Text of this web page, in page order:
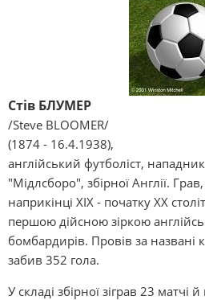
Стів БЛУМЕР
/Steve BLOOMER/
(1874 - 16.4.1938),
англійський футболіст, нападник
"Мідлсборо", збірної Англії.
наприкінці XIX - початку XX
першою дійсною зіркою
бомбардирів. Провів за названі
забив 352 гола.
У складі збірної зіграв 23 матчі